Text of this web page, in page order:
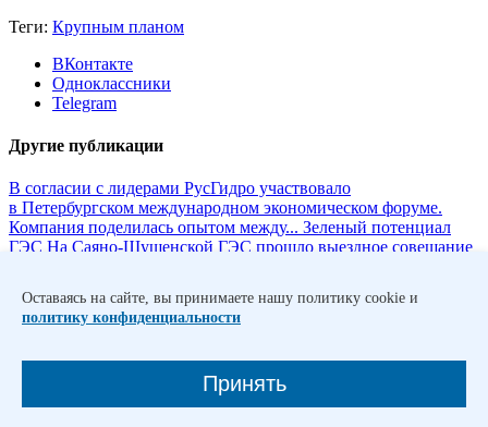
Теги: Крупным планом
ВКонтакте
Одноклассники
Telegram
Другие публикации
В согласии с лидерами РусГидро участвовало
в Петербургском международном экономическом форуме.
Компания поделилась опытом между... Зеленый потенциал
ГЭС На Саяно-Шушенской ГЭС прошло выездное совещание
Афанк получило от Росавиации сертификат эксплуатанта,
который подтверждает соответствие...
конференции «Цифровая индустрия промышленной России»
Задаем ориентиры Эксперты РусГидро
приняли участие в подготовке аналитического обзора
Оставаясь на сайте, вы принимаете нашу политику cookie и
политику конфиденциальности
Принять